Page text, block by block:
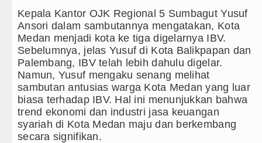
Polsek Kotarih Ringkus Pelaku Curanmor di Tebing
Laga Persahabatan di Anfield Minggu 9 Agustus
3 Tersangka Pungli di Jalan Masuk
Absen di Grand Slam Tenis US Open 2026 untuk
Kepala Kantor OJK Regional 5 Sumbagut Yusuf
Ansori dalam sambutannya mengatakan, Kota
Medan menjadi kota ke tiga digelarnya IBV.
Sebelumnya, jelas Yusuf di Kota Balikpapan dan
Palembang, IBV telah lebih dahulu digelar.
Namun, Yusuf mengaku senang melihat
sambutan antusias warga Kota Medan yang luar
biasa terhadap IBV. Hal ini menunjukkan bahwa
trend ekonomi dan industri jasa keuangan
syariah di Kota Medan maju dan berkembang
secara signifikan.